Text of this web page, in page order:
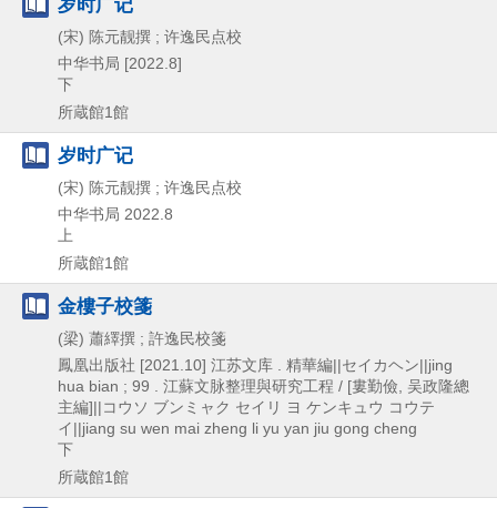
岁时广记
(宋) 陈元靓撰 ; 许逸民点校
中华书局 [2022.8]
下
所蔵館1館
岁时广记
(宋) 陈元靓撰 ; 许逸民点校
中华书局 2022.8
上
所蔵館1館
金樓子校箋
(梁) 蕭繹撰 ; 許逸民校箋
鳳凰出版社 [2021.10] 江苏文库 . 精華編||セイカヘン||jing
hua bian ; 99 . 江蘇文脉整理與研究工程 / [婁勤儉, 吴政隆總
主編]||コウソ ブンミャク セイリ ヨ ケンキュウ コウテ
イ||jiang su wen mai zheng li yu yan jiu gong cheng
下
所蔵館1館